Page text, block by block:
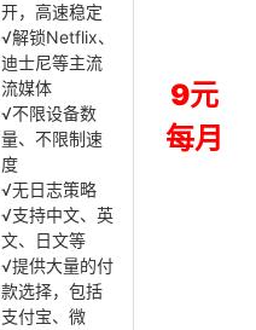
开，高速稳定
√解锁Netflix、
迪士尼等主流
流媒体
√不限设备数
量、不限制速
度
√无日志策略
√支持中文、英
文、日文等
√提供大量的付
款选择，包括
支付宝、微
9元
每月